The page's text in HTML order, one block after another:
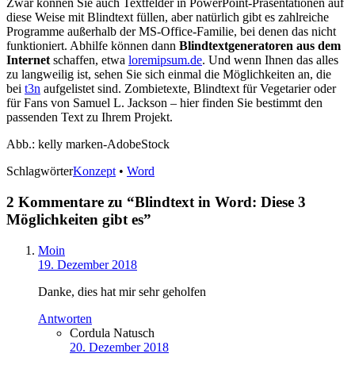
Zwar können Sie auch Textfelder in PowerPoint-Präsentationen auf
diese Weise mit Blindtext füllen, aber natürlich gibt es zahlreiche
Programme außerhalb der MS-Office-Familie, bei denen das nicht
funktioniert. Abhilfe können dann Blindtextgeneratoren aus dem
Internetschaffen, etwa loremipsum.de. Und wenn Ihnen das alles
zu langweilig ist, sehen Sie sich einmal die Möglichkeiten an, die
bei t3n aufgelistet sind. Zombietexte, Blindtext für Vegetarier oder
für Fans von Samuel L. Jackson – hier finden Sie bestimmt den
passenden Text zu Ihrem Projekt.
Abb.: kelly marken-AdobeStock
SchlagwörterKonzept• Word
2 Kommentare zu “Blindtext in Word: Diese 3
Möglichkeiten gibt es”
Moin
19. Dezember 2018
Danke, dies hat mir sehr geholfen
Antworten
Cordula Natusch
20. Dezember 2018